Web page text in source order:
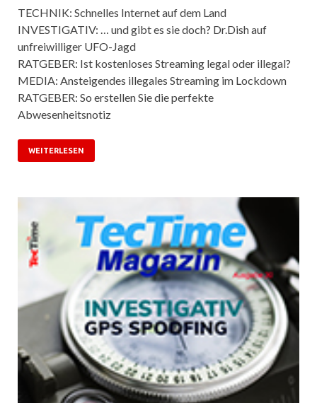
TECHNIK: Schnelles Internet auf dem Land
INVESTIGATIV: … und gibt es sie doch? Dr.Dish auf
unfreiwilliger UFO-Jagd
RATGEBER: Ist kostenloses Streaming legal oder illegal?
MEDIA: Ansteigendes illegales Streaming im Lockdown
RATGEBER: So erstellen Sie die perfekte
Abwesenheitsnotiz
WEITERLESEN